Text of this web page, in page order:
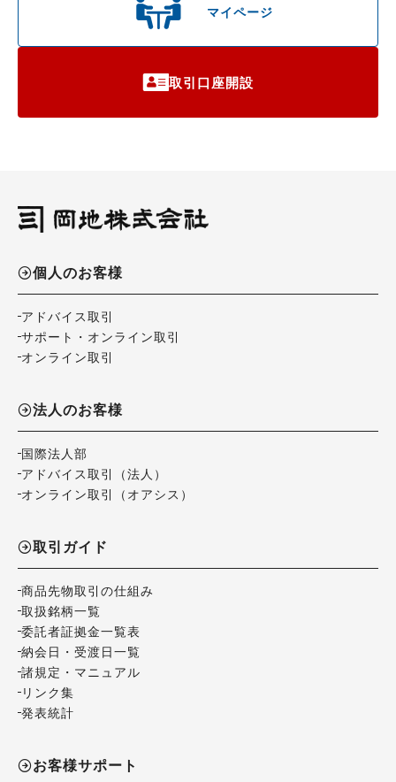
マイページ
取引口座開設
個人のお客様
アドバイス取引
サポート・オンライン取引
オンライン取引
法人のお客様
国際法人部
アドバイス取引（法人）
オンライン取引（オアシス）
取引ガイド
商品先物取引の仕組み
取扱銘柄一覧
委託者証拠金一覧表
納会日・受渡日一覧
諸規定・マニュアル
リンク集
発表統計
お客様サポート